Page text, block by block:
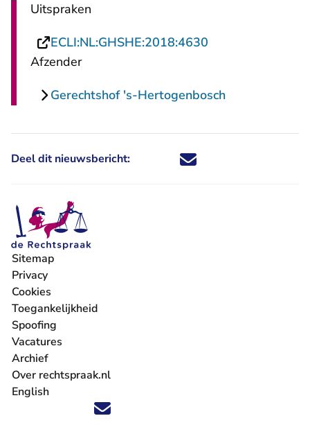
Uitspraken
ECLI:NL:GHSHE:2018:4630
Afzender
Gerechtshof 's-Hertogenbosch
Deel dit nieuwsbericht: Deel dit nieuwsbericht via X -
Deel dit nieuwsbericht via
Deel dit nieuwsbericht
Deel dit
Volg ons op X (Twitter) - U verlaat Rechtspraak.nl
Volg ons op Facebook - U verlaat Rechtspraak.nl
Volg ons op Instagram - U verlaat Rechtspraak.nl
Volg ons op Youtube - U verlaat Rechtspraak.nl
Volg ons op LinkedIn - U verlaat
'Blijf op de hoogte' nieuwsbrief - U verlaat
Sitemap
Privacy
Cookies
Toegankelijkheid
Spoofing
Vacatures
- U verlaat Rechtspraak.nl
Archief
Over rechtspraak.nl
English